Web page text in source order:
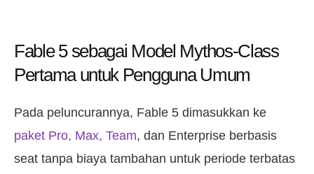
Fable 5 sebagai Model Mythos-Class
Pertama untuk Pengguna Umum
Pada peluncurannya, Fable 5 dimasukkan ke
paket Pro, Max, Team, dan Enterprise berbasis
seat tanpa biaya tambahan untuk periode terbatas